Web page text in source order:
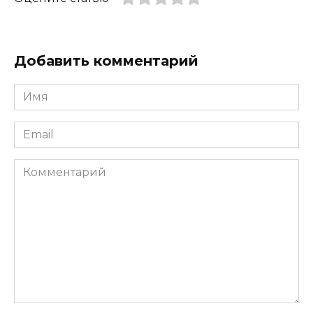
Добавить комментарий
Имя
*
Email
*
Комментарий